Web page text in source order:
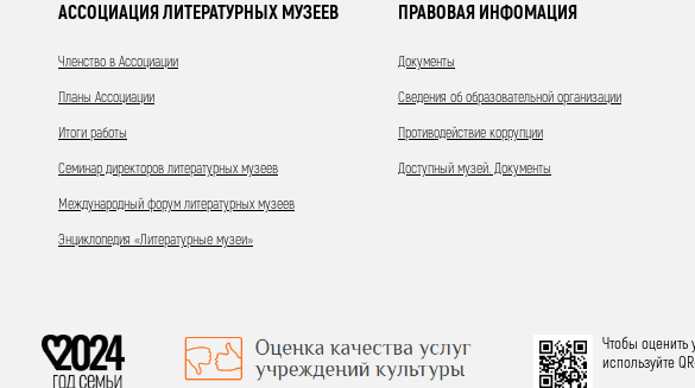
АССОЦИАЦИЯ ЛИТЕРАТУРНЫХ МУЗЕЕВ
Членство в Ассоциации
Планы Ассоциации
Итоги работы
Семинар директоров литературных музеев
Международный форум литературных музеев
Энциклопедия «Литературные музеи»
ПРАВОВАЯ ИНФОМАЦИЯ
Документы
Сведения об образовательной организации
Противодействие коррупции
Доступный музей. Документы
Чтобы оценить
используйте